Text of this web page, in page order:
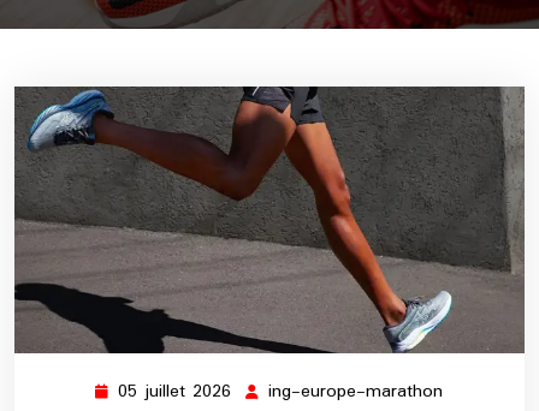
05 juillet 2026 05
ing-europe-marathon